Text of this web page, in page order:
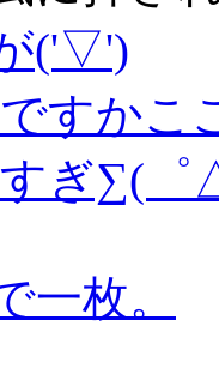
('▽')
すかこ
ぎ∑(゜
一枚。